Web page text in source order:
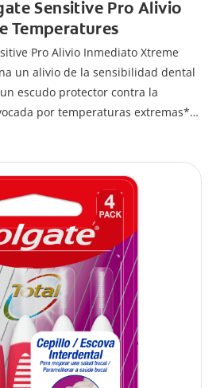
Sensitive Pro Alivio
Temperatures
Pro Alivio Inmediato Xtreme
un alivio de la sensibilidad dental
escudo protector contra la
por temperaturas extremas**.